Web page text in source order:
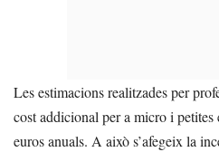
Les estimacions realitzades per
cost addicional per a micro i
euros anuals. A això s’afegeix la